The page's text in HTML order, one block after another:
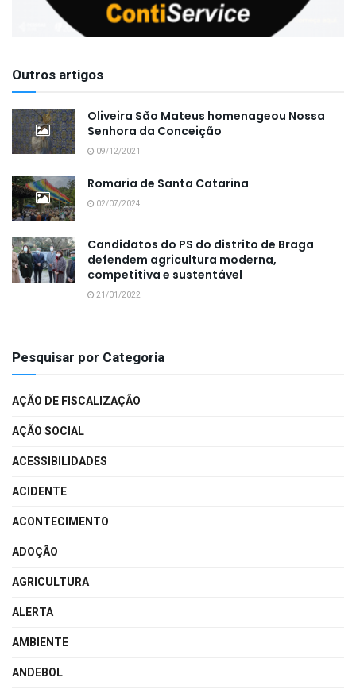
Outros artigos
Oliveira São Mateus homenageou Nossa
Senhora da Conceição
09/12/2021
Romaria de Santa Catarina
02/07/2024
Candidatos do PS do distrito de Braga
defendem agricultura moderna,
competitiva e sustentável
21/01/2022
Pesquisar por Categoria
AÇÃO DE FISCALIZAÇÃO
AÇÃO SOCIAL
ACESSIBILIDADES
ACIDENTE
ACONTECIMENTO
ADOÇÃO
AGRICULTURA
ALERTA
AMBIENTE
ANDEBOL